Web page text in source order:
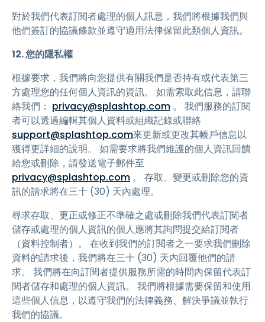
對於我們代表訂閱者處理的個人訊息，我們將根據我們與
他們簽訂的協議條款並遵守適用法律保留此類個人資訊。
12. 您的隱私權
根據要求，我們將向您提供有關我們是否持有或代表第三
方處理您的任何個人資訊的資訊。 如需索取此信息，請聯
絡我們： privacy@splashtop.com 。 我們服務的訂閱
者可以透過編輯其個人資料或組織記錄或聯絡
support@splashtop.com來更新或更改其帳戶信息以
獲得更詳細的說明。 如需要求將我們維護的個人資訊回饋
給您或刪除，請發送電子郵件至
privacy@splashtop.com 。 存取、變更或刪除您的資
訊的請求將在三十 (30) 天內處理。
尋求存取、更正或修正不準確之處或刪除我們代表訂閱者
儲存或處理的個人資訊的個人應將其詢問提交給訂閱者
（資料控制者）。 在收到我們的訂閱者之一要求我們刪除
資料的請求後，我們將在三十 (30) 天內回覆他們的請
求。 我們將在向訂閱者提供服務所需的時間內保留代表訂
閱者儲存和處理的個人資訊。 我們將根據需要保留和使用
這些個人信息，以遵守我們的法律義務、解決爭議並執行
我們的協議。